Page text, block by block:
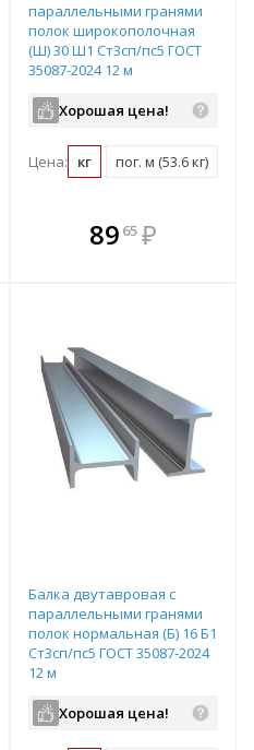
шт (810 кг)
В комплекте
всегда выгоднее!
параллельными гранями
полок широкополочная
(Ш) 30 Ш1 Ст3сп/пс5 ГОСТ
35087-2024 12 м
Хорошая цена!
Цена: кг пог. м (53.6 кг)
89 65 ₽
Балка двутавровая с
параллельными гранями
полок нормальная (Б) 16 Б1
Ст3сп/пс5 ГОСТ 35087-2024
12 м
Хорошая цена!